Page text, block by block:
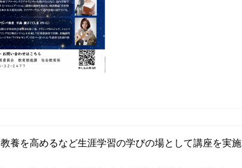
養を高めるなど生涯学習の学びの場として講座を実施